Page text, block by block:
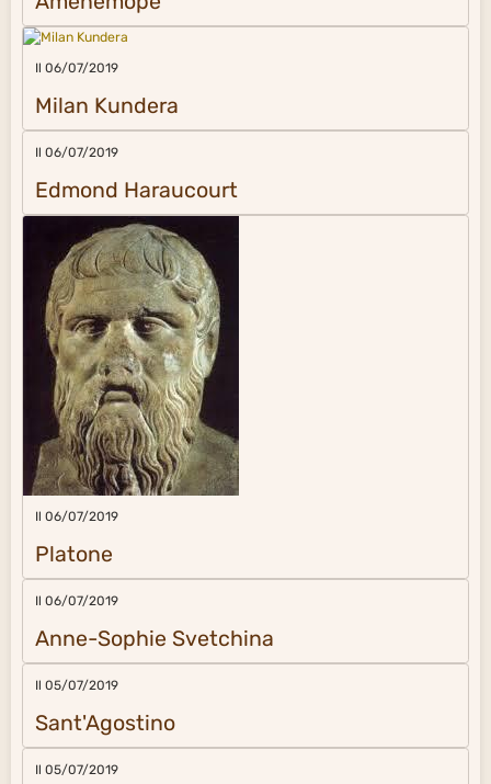
Il 06/07/2019
Milan Kundera
Il 06/07/2019
Edmond Haraucourt
Il 06/07/2019
Platone
Il 06/07/2019
Anne-Sophie Svetchina
Il 05/07/2019
Sant'Agostino
Il 05/07/2019